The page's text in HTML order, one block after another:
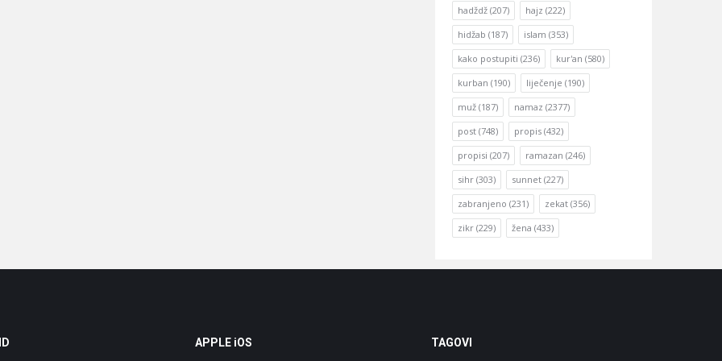
hadždž (207) hajz (222)
hidžab (187) islam (353)
kako postupiti (236) kur'an (580)
kurban (190) liječenje (190)
muž (187) namaz (2377)
post (748) propis (432)
propisi (207) ramazan (246)
sihr (303) sunnet (227)
zabranjeno (231) zekat (356)
zikr (229) žena (433)
APPLE iOS TAGOVI